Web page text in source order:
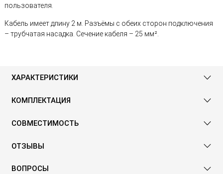
пользователя.
Кабель имеет длину 2 м. Разъёмы с обеих сторон подключения
– трубчатая насадка. Сечение кабеля – 25 мм².
ХАРАКТЕРИСТИКИ
КОМПЛЕКТАЦИЯ
СОВМЕСТИМОСТЬ
ОТЗЫВЫ
ВОПРОСЫ